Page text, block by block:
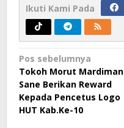
Ikuti Kami Pada
Navigasi
pos
Pos sebelumnya
Tokoh Morut Mardiman
Sane Berikan Reward
Kepada Pencetus Logo
HUT Kab.Ke-10